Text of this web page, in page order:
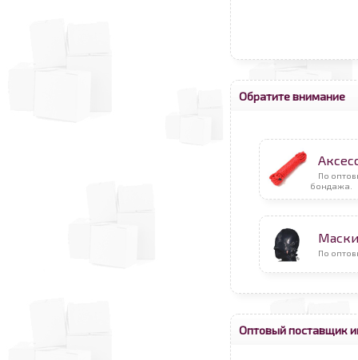
Обратите внимание
По
бондажа.
Маски
По
Оптовый поставщик